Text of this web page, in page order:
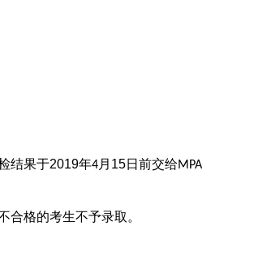
结果于2019年4月 15日 前交给MPA
格的考生不予录取。